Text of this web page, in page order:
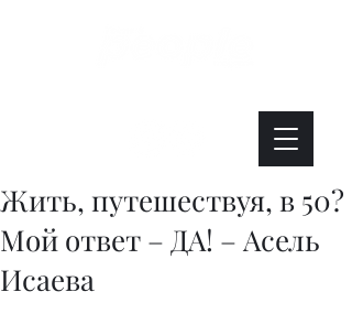
Жить, путешествуя, в 50?
Мой ответ – ДА! – Асель
Исаева